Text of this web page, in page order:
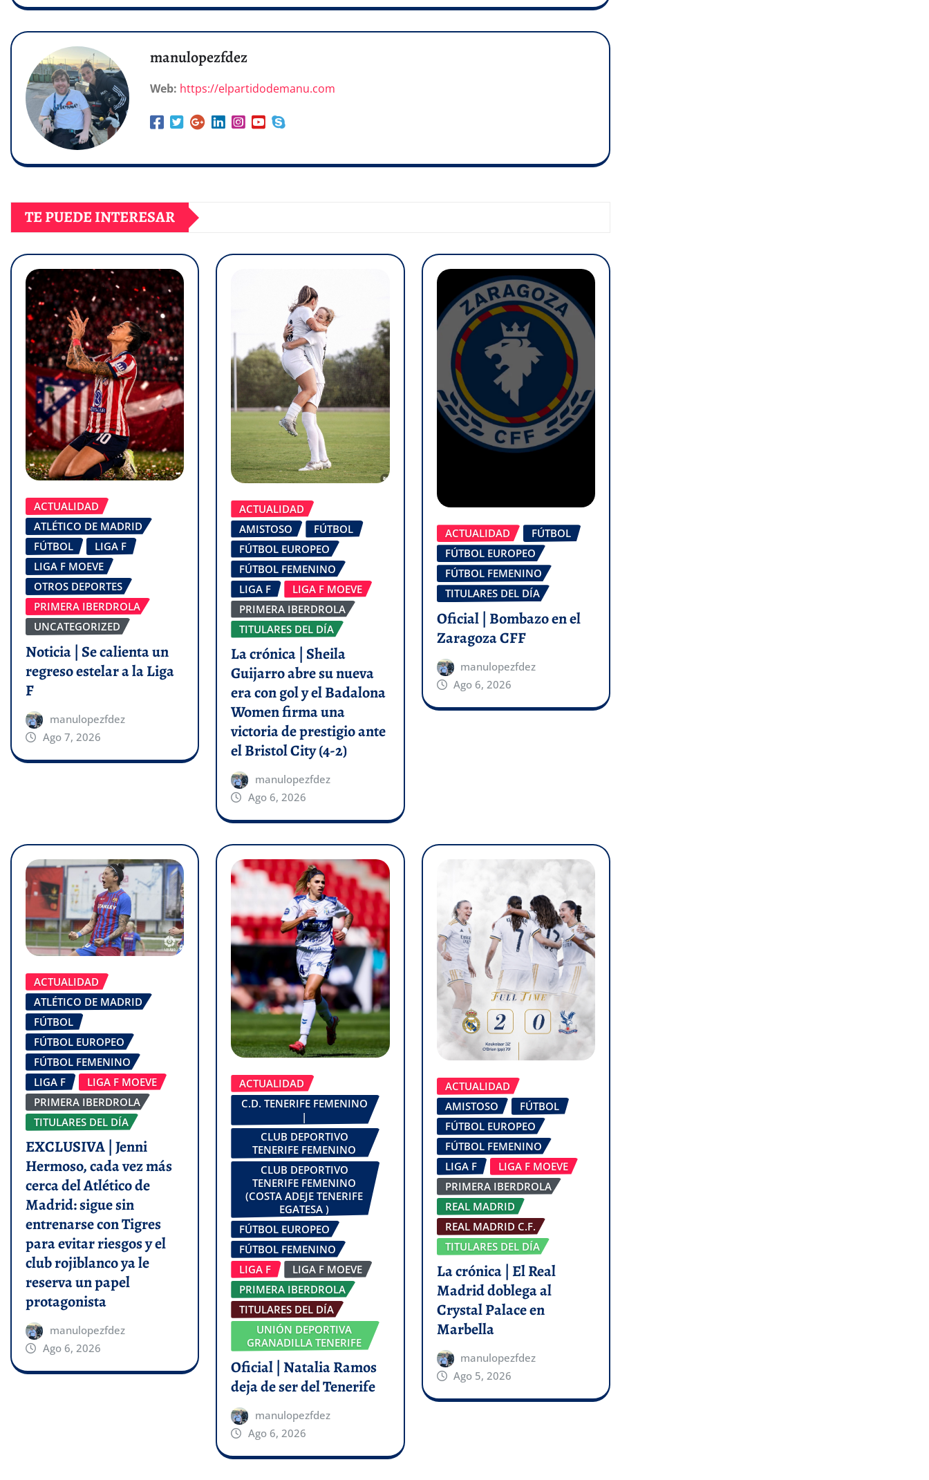
manulopezfdez
Web: https://elpartidodemanu.com
TE PUEDE INTERESAR
ACTUALIDAD
ATLÉTICO DE MADRID
FÚTBOL
LIGA F
LIGA F MOEVE
OTROS DEPORTES
PRIMERA IBERDROLA
UNCATEGORIZED
Noticia | Se calienta un
regreso estelar a la Liga
F
manulopezfdez
Ago 7, 2026
ACTUALIDAD
AMISTOSO
FÚTBOL
FÚTBOL EUROPEO
FÚTBOL FEMENINO
LIGA F
LIGA F MOEVE
PRIMERA IBERDROLA
TITULARES DEL DÍA
La crónica | Sheila
Guijarro abre su nueva
era con gol y el Badalona
Women firma una
victoria de prestigio ante
el Bristol City (4-2)
manulopezfdez
Ago 6, 2026
ACTUALIDAD
FÚTBOL
FÚTBOL EUROPEO
FÚTBOL FEMENINO
TITULARES DEL DÍA
Oficial | Bombazo en el
Zaragoza CFF
manulopezfdez
Ago 6, 2026
ACTUALIDAD
ATLÉTICO DE MADRID
FÚTBOL
FÚTBOL EUROPEO
FÚTBOL FEMENINO
LIGA F
LIGA F MOEVE
PRIMERA IBERDROLA
TITULARES DEL DÍA
EXCLUSIVA | Jenni
Hermoso, cada vez más
cerca del Atlético de
Madrid: sigue sin
entrenarse con Tigres
para evitar riesgos y el
club rojiblanco ya le
reserva un papel
protagonista
manulopezfdez
Ago 6, 2026
ACTUALIDAD
C.D. TENERIFE FEMENINO
|
CLUB DEPORTIVO
TENERIFE FEMENINO
CLUB DEPORTIVO
TENERIFE FEMENINO
(COSTA ADEJE TENERIFE
EGATESA )
FÚTBOL EUROPEO
FÚTBOL FEMENINO
LIGA F
LIGA F MOEVE
PRIMERA IBERDROLA
TITULARES DEL DÍA
UNIÓN DEPORTIVA
GRANADILLA TENERIFE
Oficial | Natalia Ramos
deja de ser del Tenerife
manulopezfdez
Ago 6, 2026
ACTUALIDAD
AMISTOSO
FÚTBOL
FÚTBOL EUROPEO
FÚTBOL FEMENINO
LIGA F
LIGA F MOEVE
PRIMERA IBERDROLA
REAL MADRID
REAL MADRID C.F.
TITULARES DEL DÍA
La crónica | El Real
Madrid doblega al
Crystal Palace en
Marbella
manulopezfdez
Ago 5, 2026